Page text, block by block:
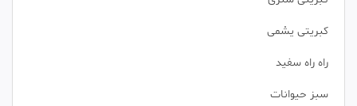
کبریتی یشمی
راه راه سفید
سبز حیوانات